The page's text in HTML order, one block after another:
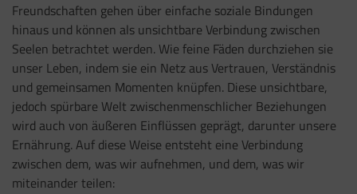
Freundschaften gehen über einfache soziale Bindungen
hinaus und können als unsichtbare Verbindung zwischen
Seelen betrachtet werden. Wie feine Fäden durchziehen sie
unser Leben, indem sie ein Netz aus Vertrauen, Verständnis
und gemeinsamen Momenten knüpfen. Diese unsichtbare,
jedoch spürbare Welt zwischenmenschlicher Beziehungen
wird auch von äußeren Einflüssen geprägt, darunter unsere
Ernährung. Auf diese Weise entsteht eine Verbindung
zwischen dem, was wir aufnehmen, und dem, was wir
miteinander teilen: